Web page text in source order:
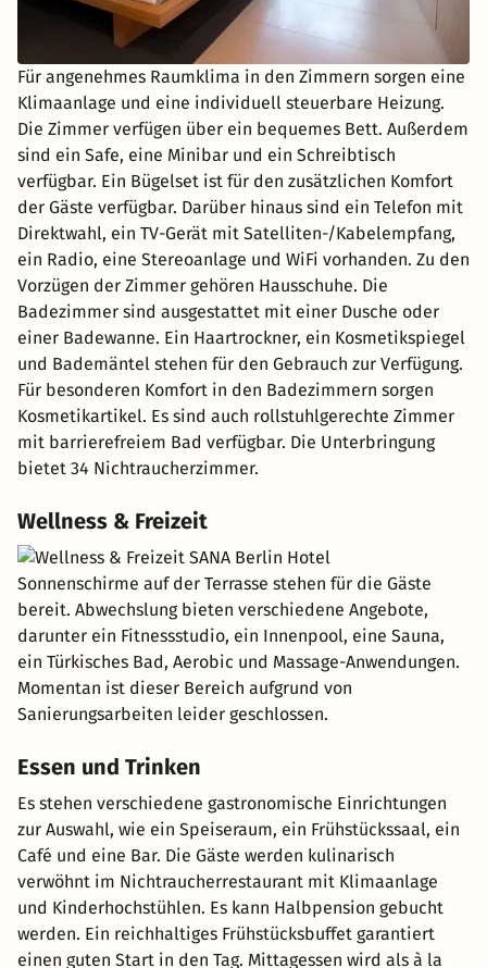
Für angenehmes Raumklima in den Zimmern sorgen eine
Klimaanlage und eine individuell steuerbare Heizung.
Die Zimmer verfügen über ein bequemes Bett. Außerdem
sind ein Safe, eine Minibar und ein Schreibtisch
verfügbar. Ein Bügelset ist für den zusätzlichen Komfort
der Gäste verfügbar. Darüber hinaus sind ein Telefon mit
Direktwahl, ein TV-Gerät mit Satelliten-/Kabelempfang,
ein Radio, eine Stereoanlage und WiFi vorhanden. Zu den
Vorzügen der Zimmer gehören Hausschuhe. Die
Badezimmer sind ausgestattet mit einer Dusche oder
einer Badewanne. Ein Haartrockner, ein Kosmetikspiegel
und Bademäntel stehen für den Gebrauch zur Verfügung.
Für besonderen Komfort in den Badezimmern sorgen
Kosmetikartikel. Es sind auch rollstuhlgerechte Zimmer
mit barrierefreiem Bad verfügbar. Die Unterbringung
bietet 34 Nichtraucherzimmer.
Wellness & Freizeit
Sonnenschirme auf der Terrasse stehen für die Gäste
bereit. Abwechslung bieten verschiedene Angebote,
darunter ein Fitnessstudio, ein Innenpool, eine Sauna,
ein Türkisches Bad, Aerobic und Massage-Anwendungen.
Momentan ist dieser Bereich aufgrund von
Sanierungsarbeiten leider geschlossen.
Essen und Trinken
Es stehen verschiedene gastronomische Einrichtungen
zur Auswahl, wie ein Speiseraum, ein Frühstückssaal, ein
Café und eine Bar. Die Gäste werden kulinarisch
verwöhnt im Nichtraucherrestaurant mit Klimaanlage
und Kinderhochstühlen. Es kann Halbpension gebucht
werden. Ein reichhaltiges Frühstücksbuffet garantiert
einen guten Start in den Tag. Mittagessen wird als à la